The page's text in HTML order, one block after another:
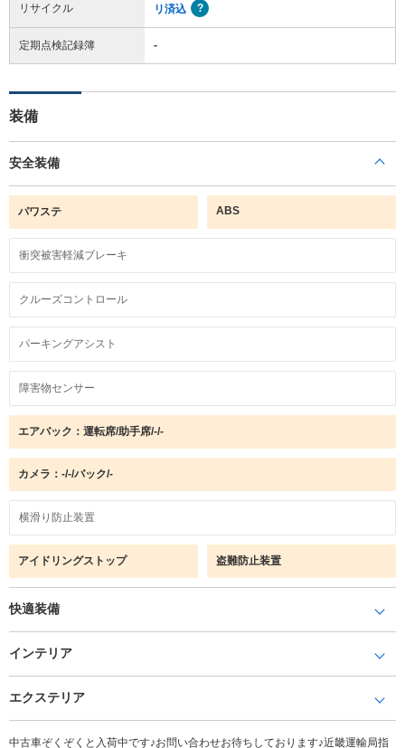
リサイクル リ済込
定期点検記録簿 -
装備
安全装備
パワステ ABS
衝突被害軽減ブレーキ
クルーズコントロール
パーキングアシスト
障害物センサー
エアバック：運転席/助手席/-/-
カメラ：-/-/バック/-
横滑り防止装置
アイドリングストップ 盗難防止装置
快適装備
インテリア
エクステリア
中古車ぞくぞくと入荷中です♪お問い合わせお待ちしております♪近畿運輸局指